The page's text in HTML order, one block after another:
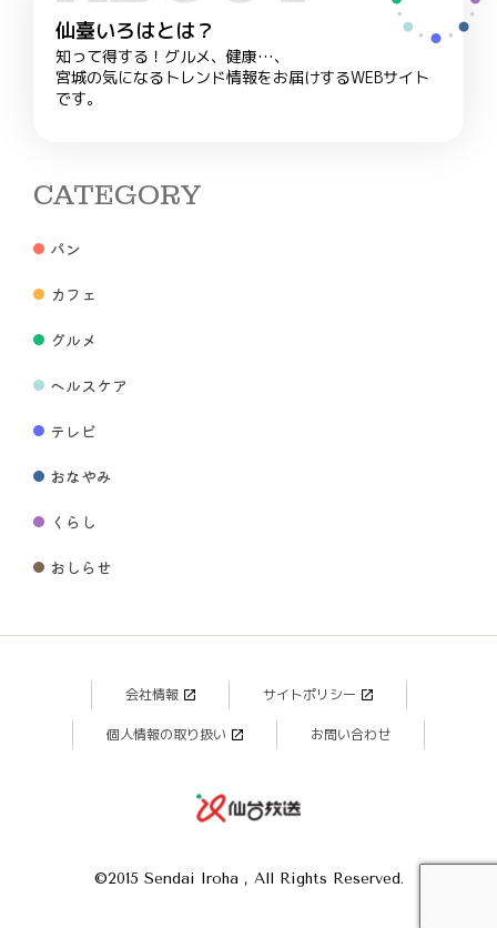
仙臺いろはとは？
知って得する！グルメ、健康…、
宮城の気になるトレンド情報をお届けするWEBサイト
です。
CATEGORY
パン
カフェ
グルメ
ヘルスケア
テレビ
おなやみ
くらし
おしらせ
会社情報 サイトポリシー
個人情報の取り扱い お問い合わせ
©2015 Sendai Iroha , All Rights Reserved.